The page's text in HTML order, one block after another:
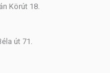
Körút 18.
út 71.